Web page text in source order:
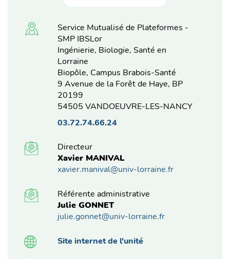
Service Mutualisé de Plateformes -
SMP IBSLor
Ingénierie, Biologie, Santé en
Lorraine
Biopôle, Campus Brabois-Santé
9 Avenue de la Forêt de Haye, BP
20199
54505 VANDOEUVRE-LES-NANCY
03.72.74.66.24
Directeur
Xavier MANIVAL
xavier.manival@univ-lorraine.fr
Référente administrative
Julie GONNET
julie.gonnet@univ-lorraine.fr
Site internet de l'unité